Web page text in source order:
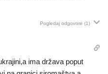
Pogledaj odgovore (1)
ima država poput